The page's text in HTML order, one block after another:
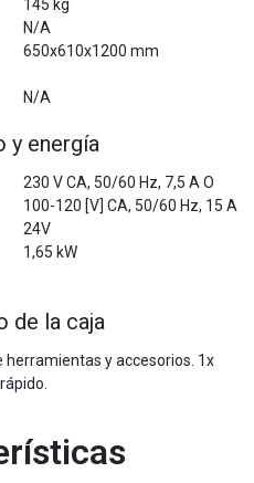
145 kg
N/A
650x610x1200 mm
N/A
y energía
230 V CA, 50/60 Hz, 7,5 A O
100-120 [V] CA, 50/60 Hz, 15 A
24V
1,65 kW
de la caja
herramientas y accesorios. 1x